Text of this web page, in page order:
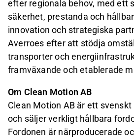
efter regionala behov, med ett
säkerhet, prestanda och
innovation och strategiska
Averroes efter att stödja
transporter och
framväxande och etablerade
Om Clean Motion AB
Clean Motion AB är ett
och säljer verkligt hållbara
Fordonen är närproducerade